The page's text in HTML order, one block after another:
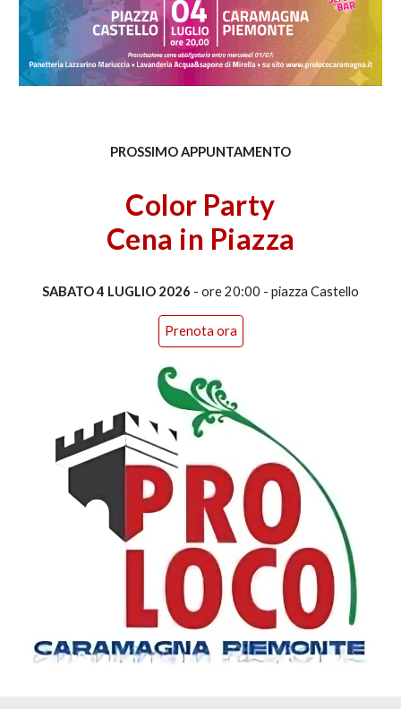
PROSSIMO APPUNTAMENTO
Color Party
Cena in Piazza
SABATO 4 LUGLIO 2026 - ore 20:00 - piazza Castello
Prenota ora